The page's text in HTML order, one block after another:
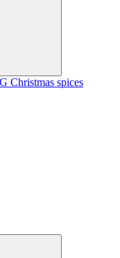
Christmas spices